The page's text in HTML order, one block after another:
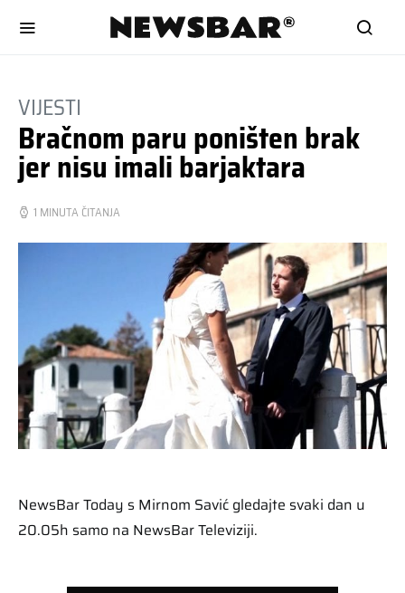
VIJESTI
Bračnom paru poništen brak
jer nisu imali barjaktara
1 MINUTA ČITANJA
NewsBar Today s Mirnom Savić gledajte svaki dan u
20.05h samo na NewsBar Televiziji.